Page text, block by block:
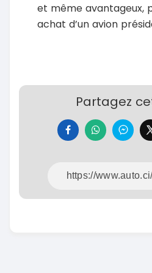
et même avantageux,
achat d’un avion
Partagez